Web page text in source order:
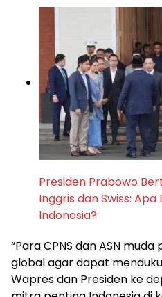
Presiden Prabowo
Inggris dan Swiss:
Indonesia?
“Para CPNS dan ASN
global agar dapat
Wapres dan Presiden ke